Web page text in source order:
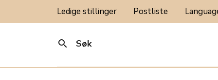
Ledige stillinger Postliste
search Søk